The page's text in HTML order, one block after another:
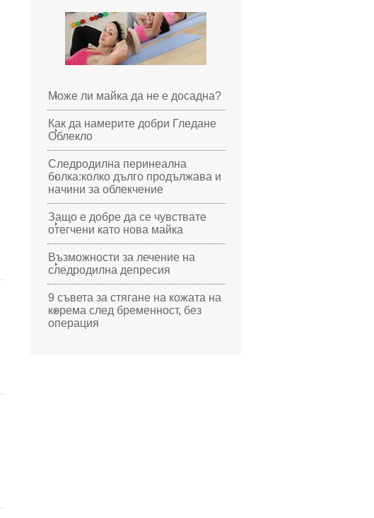
Може ли майка да не е досадна?
Как да намерите добри Гледане
Облекло
Следродилна перинеална
болка:колко дълго продължава и
начини за облекчение
Защо е добре да се чувствате
отегчени като нова майка
Възможности за лечение на
следродилна депресия
9 съвета за стягане на кожата на
корема след бременност, без
операция